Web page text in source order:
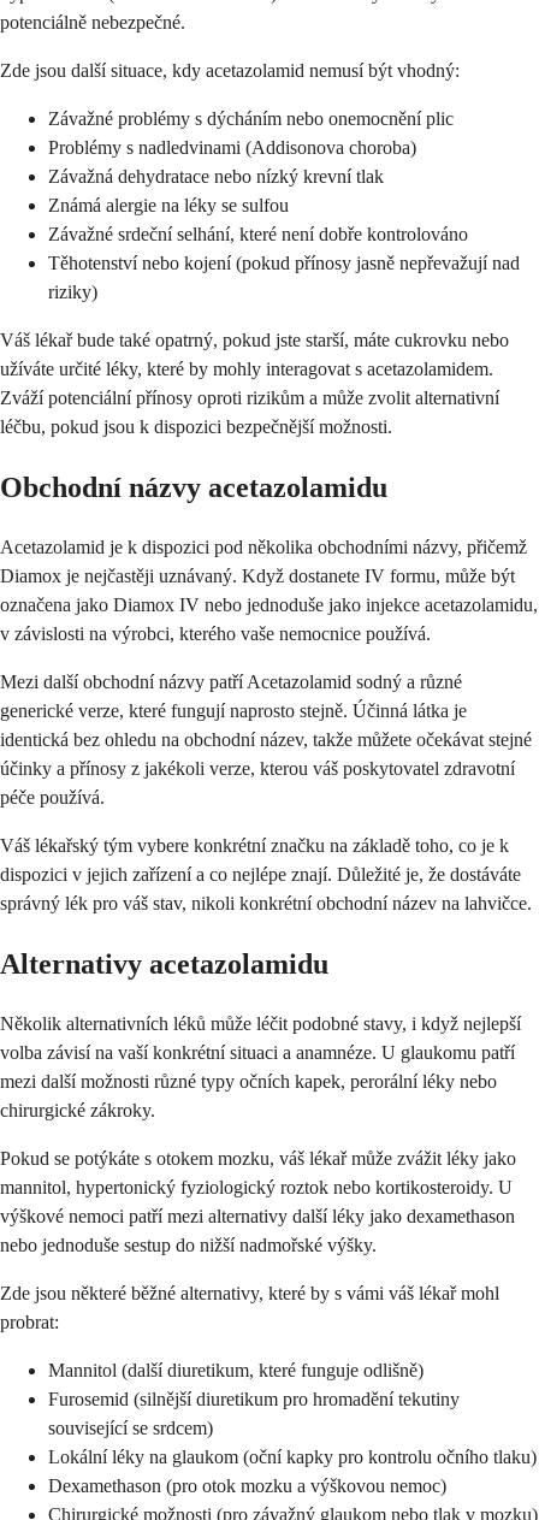
potenciálně nebezpečné.
Zde jsou další situace, kdy acetazolamid nemusí být vhodný:
Závažné problémy s dýcháním nebo onemocnění plic
Problémy s nadledvinami (Addisonova choroba)
Závažná dehydratace nebo nízký krevní tlak
Známá alergie na léky se sulfou
Závažné srdeční selhání, které není dobře kontrolováno
Těhotenství nebo kojení (pokud přínosy jasně nepřevažují nad
riziky)
Váš lékař bude také opatrný, pokud jste starší, máte cukrovku nebo
užíváte určité léky, které by mohly interagovat s acetazolamidem.
Zváží potenciální přínosy oproti rizikům a může zvolit alternativní
léčbu, pokud jsou k dispozici bezpečnější možnosti.
Obchodní názvy acetazolamidu
Acetazolamid je k dispozici pod několika obchodními názvy, přičemž
Diamox je nejčastěji uznávaný. Když dostanete IV formu, může být
označena jako Diamox IV nebo jednoduše jako injekce acetazolamidu,
v závislosti na výrobci, kterého vaše nemocnice používá.
Mezi další obchodní názvy patří Acetazolamid sodný a různé
generické verze, které fungují naprosto stejně. Účinná látka je
identická bez ohledu na obchodní název, takže můžete očekávat stejné
účinky a přínosy z jakékoli verze, kterou váš poskytovatel zdravotní
péče používá.
Váš lékařský tým vybere konkrétní značku na základě toho, co je k
dispozici v jejich zařízení a co nejlépe znají. Důležité je, že dostáváte
správný lék pro váš stav, nikoli konkrétní obchodní název na lahvičce.
Alternativy acetazolamidu
Několik alternativních léků může léčit podobné stavy, i když nejlepší
volba závisí na vaší konkrétní situaci a anamnéze. U glaukomu patří
mezi další možnosti různé typy očních kapek, perorální léky nebo
chirurgické zákroky.
Pokud se potýkáte s otokem mozku, váš lékař může zvážit léky jako
mannitol, hypertonický fyziologický roztok nebo kortikosteroidy. U
výškové nemoci patří mezi alternativy další léky jako dexamethason
nebo jednoduše sestup do nižší nadmořské výšky.
Zde jsou některé běžné alternativy, které by s vámi váš lékař mohl
probrat:
Mannitol (další diuretikum, které funguje odlišně)
Furosemid (silnější diuretikum pro hromadění tekutiny
související se srdcem)
Lokální léky na glaukom (oční kapky pro kontrolu očního tlaku)
Dexamethason (pro otok mozku a výškovou nemoc)
Chirurgické možnosti (pro závažný glaukom nebo tlak v mozku)